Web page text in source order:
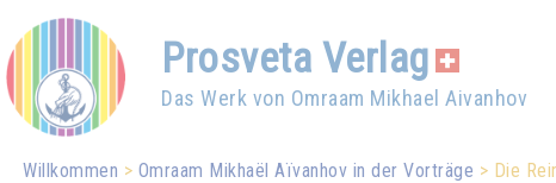
Prosveta Verlag
Das Werk von Omraam Mikhael Aivanhov
Willkommen Omraam Mikhaël Aïvanhov in der Vorträge Die